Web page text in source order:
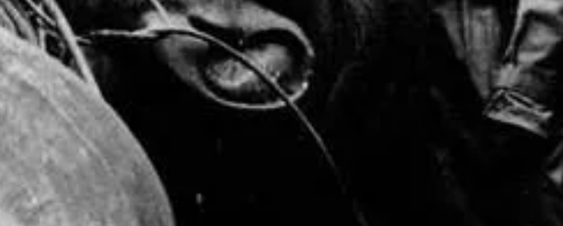
I highscorelistan hamnade du på plats1/1